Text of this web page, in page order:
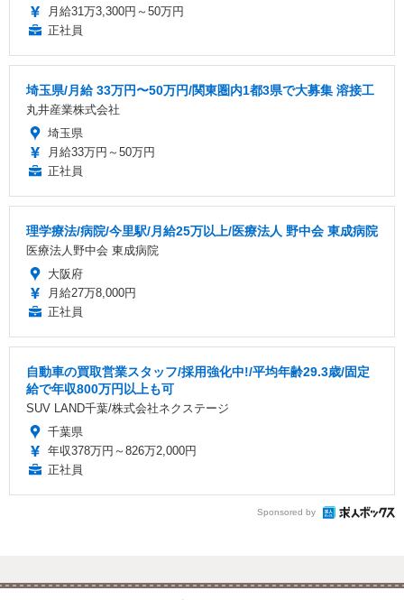
月給31万3,300円～50万円
正社員
埼玉県/月給 33万円〜50万円/関東圏内1都3県で大募集 溶接工
丸井産業株式会社
埼玉県
月給33万円～50万円
正社員
理学療法/病院/今里駅/月給25万以上/医療法人 野中会 東成病院
医療法人野中会 東成病院
大阪府
月給27万8,000円
正社員
自動車の買取営業スタッフ/採用強化中!/平均年齢29.3歳/固定
給で年収800万円以上も可
SUV LAND千葉/株式会社ネクステージ
千葉県
年収378万円～826万2,000円
正社員
Sponsored by